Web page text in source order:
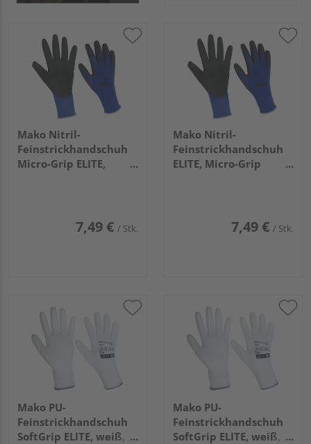
Mako Nitril-
Feinstrickhandschuh
Micro-Grip ELITE,
7,49 € / Stk.
Mako Nitril-
Feinstrickhandschuh
ELITE, Micro-Grip
7,49 € / Stk.
Mako PU-
Feinstrickhandschuh
SoftGrip ELITE, weiß,
Mako PU-
Feinstrickhandschuh
SoftGrip ELITE, weiß,